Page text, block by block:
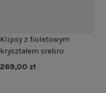
Klipsy z fioletowym
kryształem srebro
269,00 zł